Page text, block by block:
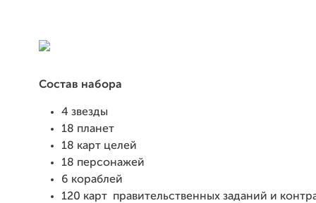
Состав набора
4 звезды
18 планет
18 карт целей
18 персонажей
6 кораблей
120 карт правительственных заданий и